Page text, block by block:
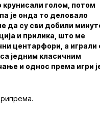
голом, потом
је онда то деловало
да су сви добили
и прилика, што ме
центарфори, а играли
једним класичним
и однос према игри